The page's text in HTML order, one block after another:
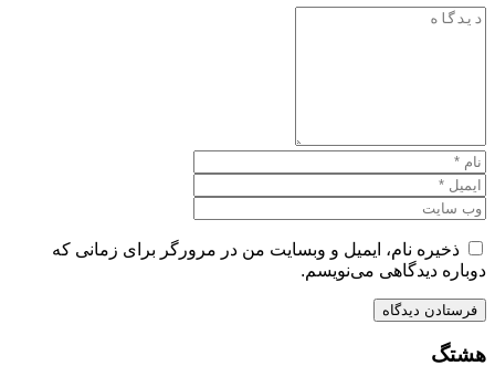
ذخیره نام، ایمیل و وبسایت من در مرورگر برای زمانی که
دوباره دیدگاهی می‌نویسم.
هشتگ